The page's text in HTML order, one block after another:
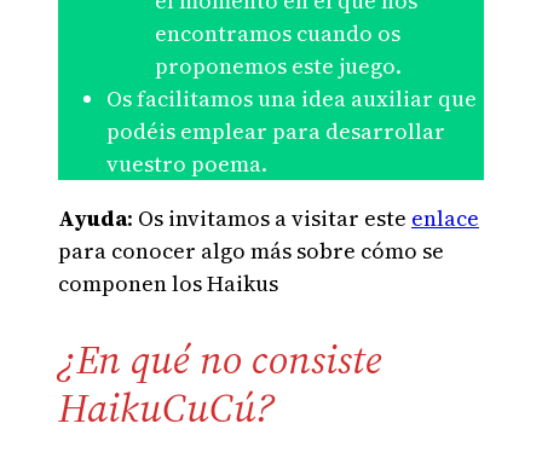
encontramos cuando os
proponemos este juego.
Os facilitamos una idea auxiliar que
podéis emplear para desarrollar
vuestro poema.
Ayuda: Os invitamos a visitar este enlace
para conocer algo más sobre cómo se
componen los Haikus
¿En qué no consiste
HaikuCuCú?